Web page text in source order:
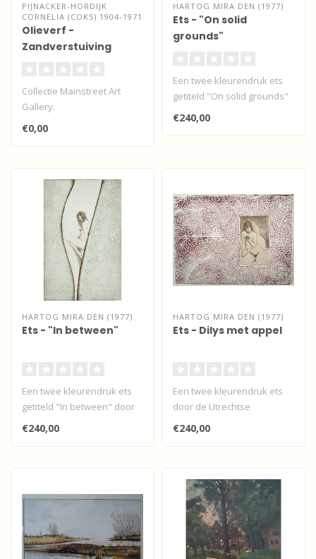
PIJNACKER-HORDIJK
CORNELIA (COKS) 1904-1971
Olieverf -
Zandverstuiving
Collectie Mainstreet Art
Gallery.
Expressionistisch
olieverfwerk gesigneerd.
€0,00
HARTOG MIRA DEN (1977)
Ets - "On solid
grounds"
Een twee kleurendruk ets
getiteld "On solid grounds"
door de Utrechtse
kunstenar..
€240,00
HARTOG MIRA DEN (1977)
Ets - "In between"
Een twee kleurendruk ets
getiteld "In between" door
de Utrechtse kunstenares
€240,00
HARTOG MIRA DEN (1977)
Ets - Dilys met appel
Een twee kleurendruk ets
door de Utrechtse
kunstenares Mira den
Hartog...
€240,00